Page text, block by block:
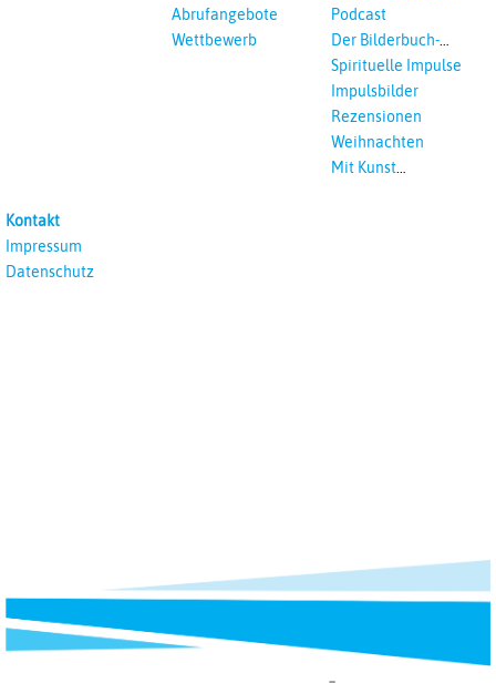
Abrufangebote
Wettbewerb
Podcast
Der Bilderbuch-
Podcast
Spirituelle Impulse
Impulsbilder
Rezensionen
Weihnachten
Mit Kunst
Kontakt
Impressum
Datenschutz